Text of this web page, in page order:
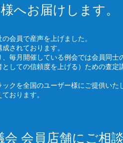
へお届けします。
会員で産声を上げました。
されております。
毎月開催している例会では会員同士
しての信頼度を上げる）ための査
クを全国のユーザー様にご提供いた
おります。
会員店舗にご相談